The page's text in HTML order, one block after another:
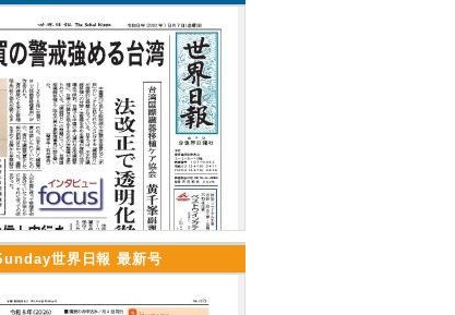
世界日報 最新号